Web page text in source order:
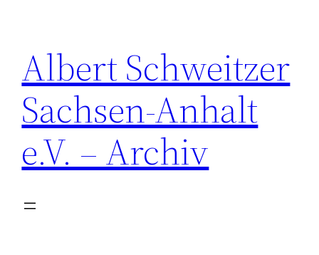
springen
Albert Schweitzer
Sachsen-Anhalt
e.V. – Archiv